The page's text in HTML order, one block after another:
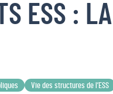
ESS :
Vie des structures de l’ESS